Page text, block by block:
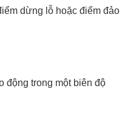
dừng lỗ hoặc điểm đảo
động trong một biên độ